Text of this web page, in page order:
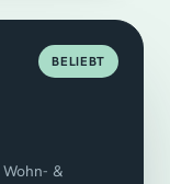
BELIEBT
&